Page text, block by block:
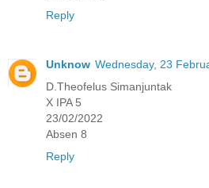
Reply
Unknow Wednesday, 23
D.Theofelus Simanjuntak
X IPA 5
23/02/2022
Absen 8
Reply